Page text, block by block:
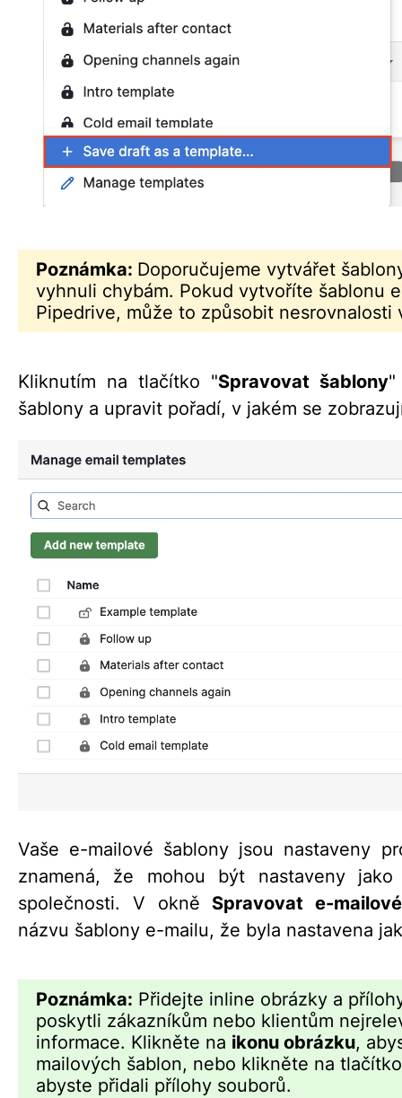
Poznámka: Doporučujeme vytvářet
vyhnuli chybám. Pokud vytvoříte šablonu
Pipedrive, může to způsobit nesrovnalosti
Kliknutím na tlačítko "Spravovat šablony"
šablony a upravit pořadí, v jakém se
Vaše e-mailové šablony jsou nastaveny
znamená, že mohou být nastaveny
společnosti. V okně Spravovat e-
názvu šablony e-mailu, že byla nastavena
Poznámka: Přidejte inline obrázky a
poskytli zákazníkům nebo klientům
informace. Klikněte na ikonu obrázku,
mailových šablon, nebo klikněte na
abyste přidali přílohy souborů.